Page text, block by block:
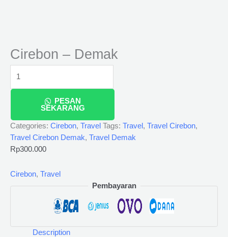
Cirebon – Demak
PESAN
SEKARANG
Categories: Cirebon, Travel Tags: Travel , Travel Cirebon,
Travel Cirebon Demak, Travel Demak
Rp300.000
Cirebon, Travel
Pembayaran
Description